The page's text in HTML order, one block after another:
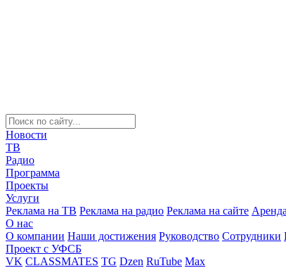
Новости
ТВ
Радио
Программа
Проекты
Услуги
Реклама на ТВ Реклама на радио Реклама на сайте
О нас
О компании Наши достижения Руководство Сотрудники
Проект с УФСБ
VK CLASSMATES TG Dzen RuTube Max